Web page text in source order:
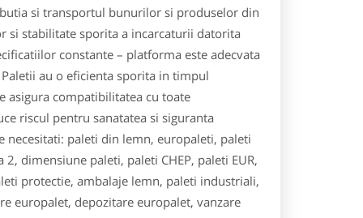
si transportul bunurilor si produselor din
si stabilitate sporita a incarcaturii datorita
constante – platforma este adecvata
au o eficienta sporita in timpul
asigura compatibilitatea cu toate
riscul pentru sanatatea si siguranta
paleti din lemn, europaleti, paleti
dimensiune paleti, paleti CHEP, paleti EUR,
protectie, ambalaje lemn, paleti industriali,
europalet, depozitare europalet, vanzare